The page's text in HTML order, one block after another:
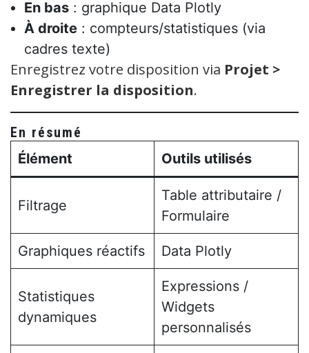
En bas : graphique Data Plotly
À droite : compteurs/statistiques (via
cadres texte)
Enregistrez votre disposition via Projet >
Enregistrer la disposition.
En résumé
Élément
Outils utilisés
Filtrage
Table attributaire /
Formulaire
Graphiques réactifs Data Plotly
Statistiques
dynamiques
Expressions /
Widgets
personnalisés